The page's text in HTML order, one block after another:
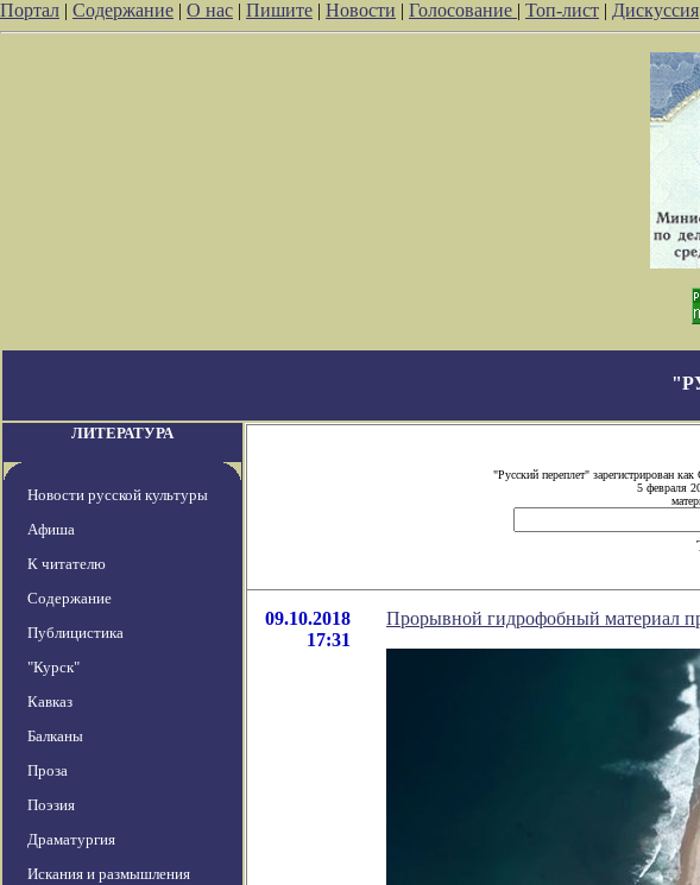
Портал | Содержание | О нас | Пишите | Новости | Голосование | Топ-лист | Дискуссия
ЛИТЕРАТУРА
Новости русской культуры
Афиша
К читателю
Содержание
Публицистика
"Курск"
Кавказ
Балканы
Проза
Поэзия
Драматургия
Искания и размышления
"Русский переплет" зарегистрирован
5 февраля
09.10.2018
17:31
Прорывной гидрофобный материал